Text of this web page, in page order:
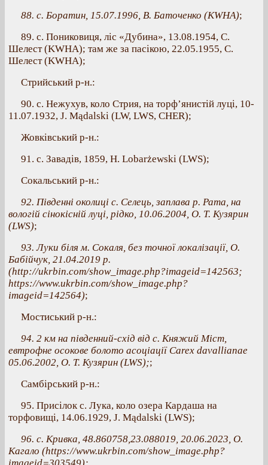
88. с. Боратин, 15.07.1996, В. Баточенко (KWHA);
89. с. Пониковиця, ліс «Дубина», 13.08.1954, С.
Шелест (KWHA); там же за пасікою, 22.05.1955, С.
Шелест (KWHA);
Стрийський р-н.:
90. c. Нежухув, коло Стрия, на торф’янистій луці, 10-
11.07.1932, J. Mądalski (LW, LWS, CHER);
Жовківський р-н.:
91. с. Завадів, 1859, H. Lobarżewski (LWS);
Сокальський р-н.:
92. Південні околиці с. Селець, заплава р. Рата, на
вологій сінокісній луці, рідко, 10.06.2004, О. Т. Кузярин
(LWS);
93. Луки біля м. Сокаля, без точної локалізації, О.
Бабійчук, 21.04.2019 р.
(http://ukrbin.com/show_image.php?imageid=142563;
https://www.ukrbin.com/show_image.php?
imageid=142564);
Мостиський р-н.:
94. 2 км на південний-схід від с. Княжий Міст,
евтрофне осокове болото асоціації Carex davallianae
05.06.2002, О. Т. Кузярин (LWS);;
Самбірський р-н.:
95. Присілок с. Лука, коло озера Кардаша на
торфовищі, 14.06.1929, J. Mądalski (LWS);
96. с. Кривка, 48.860758,23.088019, 20.06.2023, О.
Кагало (https://www.ukrbin.com/show_image.php?